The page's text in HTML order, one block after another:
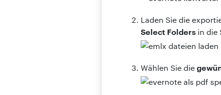
Laden Sie die
Select Folders in die
Wählen Sie die